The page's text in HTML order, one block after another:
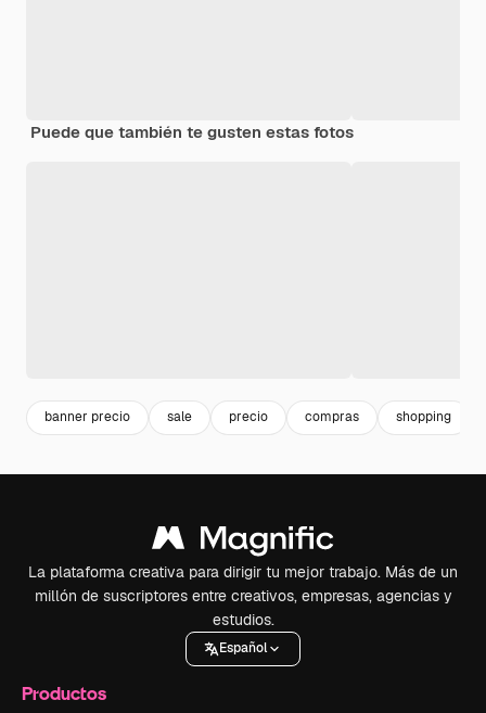
Puede que también te gusten estas fotos
banner precio sale precio compras shopping
La plataforma creativa para dirigir tu mejor trabajo. Más de un
millón de suscriptores entre creativos, empresas, agencias y
estudios.
Español
Productos